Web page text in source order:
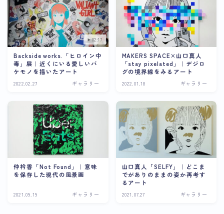
02:17
Backside works.「ヒロイン中
毒」展｜近くにいる愛しいバ
ケモノを描いたアート
2022.02.27 ギャラリー
MAKERS SPACE×山口真人
「stay pixelated」｜デジロ
グの境界線をみるアート
2022.01.18 ギャラリー
仲衿香「Not Found」｜意味
を保存した現代の風景画
2021.09.19 ギャラリー
山口真人「SELFY」｜どこま
でがありのままの姿か再考す
るアート
2021.07.27 ギャラリー